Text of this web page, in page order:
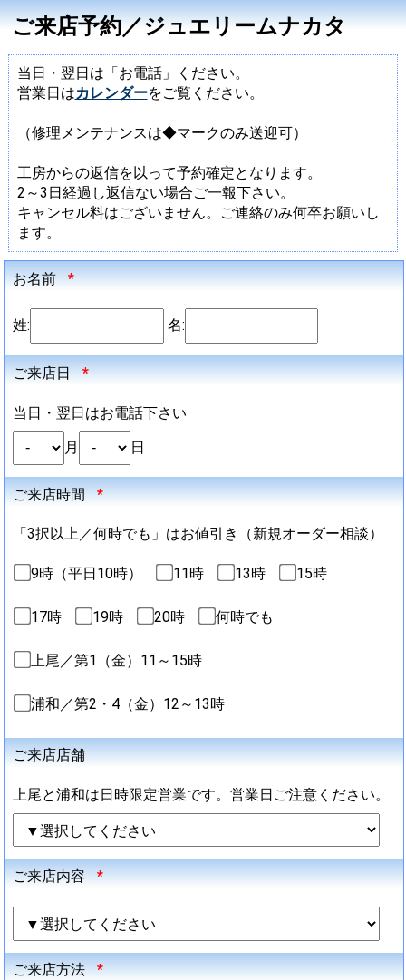
ご来店予約／ジュエリームナカタ
当日・翌日は「お電話」ください。
営業日はカレンダーをご覧ください。
（修理メンテナンスは◆マークのみ送迎可）
工房からの返信を以って予約確定となります。
2～3日経過し返信ない場合ご一報下さい。
キャンセル料はございません。ご連絡のみ何卒お願いし
ます。
お名前 *
姓: 名:
ご来店日 *
当日・翌日はお電話下さい
月 日
ご来店時間 *
「3択以上／何時でも」はお値引き（新規オーダー相談）
9時（平日10時） 11時 13時 15時
17時 19時 20時 何時でも
上尾／第1（金）11～15時
浦和／第2・4（金）12～13時
ご来店店舗
上尾と浦和は日時限定営業です。営業日ご注意ください。
ご来店内容 *
ご来店方法 *